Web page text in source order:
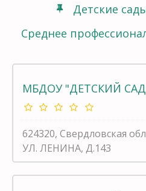
Детские
Среднее
МБДОУ "ДЕТСКИЙ
624320, Свердловская
УЛ. ЛЕНИНА, Д.143